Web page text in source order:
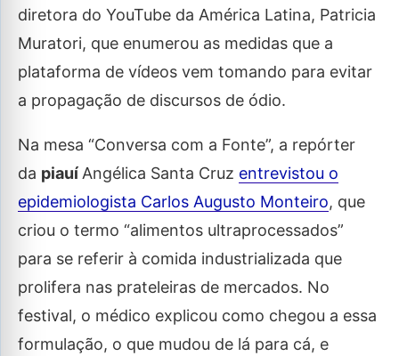
diretora do YouTube da América Latina, Patricia
Muratori, que enumerou as medidas que a
plataforma de vídeos vem tomando para evitar
a propagação de discursos de ódio.
Na mesa “Conversa com a Fonte”, a repórter
da piauí Angélica Santa Cruz entrevistou o
epidemiologista Carlos Augusto Monteiro, que
criou o termo “alimentos ultraprocessados”
para se referir à comida industrializada que
prolifera nas prateleiras de mercados. No
festival, o médico explicou como chegou a essa
formulação, o que mudou de lá para cá, e